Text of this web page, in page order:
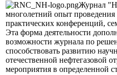
Журнал
многолетний опыт
практических конференций,
Эта форма деятельности
возможности журнала по
способствовать развитию
отечественной нефтегазовой
мероприятия в определенной